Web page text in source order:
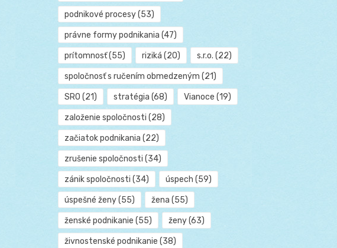
podnikové procesy(53)
právne formy podnikania (47)
prítomnosť(55) riziká (20) s.r.o. (22)
spoločnosť s ručením obmedzeným (21)
SRO (21) stratégia (68) Vianoce (19)
založenie spoločnosti (28)
začiatok podnikania (22)
zrušenie spoločnosti (34)
zánik spoločnosti (34) úspech (59)
úspešné ženy(55) žena (55)
ženské podnikanie (55) ženy(63)
živnostenské podnikanie (38)